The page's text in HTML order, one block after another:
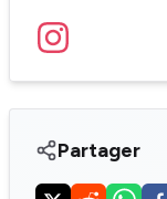
Partager